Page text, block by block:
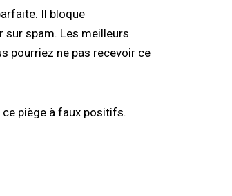
Il bloque
sur spam. Les meilleurs
pourriez ne pas recevoir ce
piège à faux positifs.